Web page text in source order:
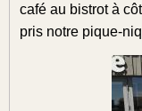
café au bistrot à
pris notre pique-